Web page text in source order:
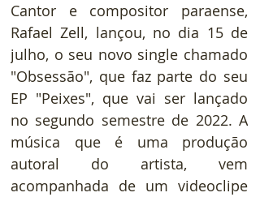
Cantor e compositor paraense,
Rafael Zell, lançou, no dia 15 de
julho, o seu novo single chamado
"Obsessão", que faz parte do seu
EP "Peixes", que vai ser lançado
no segundo semestre de 2022. A
música que é uma produção
autoral do artista, vem
acompanhada de um videoclipe